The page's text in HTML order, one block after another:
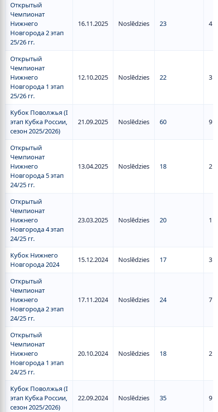
Открытый
Чемпионат
Нижнего
Новгорода 2 этап
25/26 гг.
16.11.2025 Noslēdzies 23 4
Открытый
Чемпионат
Нижнего
Новгорода 1 этап
25/26 гг.
12.10.2025 Noslēdzies 22 3
Кубок Поволжья (I
этап Кубка России,
сезон 2025/2026)
21.09.2025 Noslēdzies 60 9
Открытый
Чемпионат
Нижнего
Новгорода 5 этап
24/25 гг.
13.04.2025 Noslēdzies 18 2
Открытый
Чемпионат
Нижнего
Новгорода 4 этап
24/25 гг.
23.03.2025 Noslēdzies 20 1
Кубок Нижнего
Новгорода 2024
15.12.2024 Noslēdzies 17 3
Открытый
Чемпионат
Нижнего
Новгорода 2 этап
24/25 гг.
17.11.2024 Noslēdzies 24 7
Открытый
Чемпионат
Нижнего
Новгорода 1 этап
24/25 гг.
20.10.2024 Noslēdzies 18 2
Кубок Поволжья (I
этап Кубка России,
сезон 2025/2026)
22.09.2024 Noslēdzies 35 9